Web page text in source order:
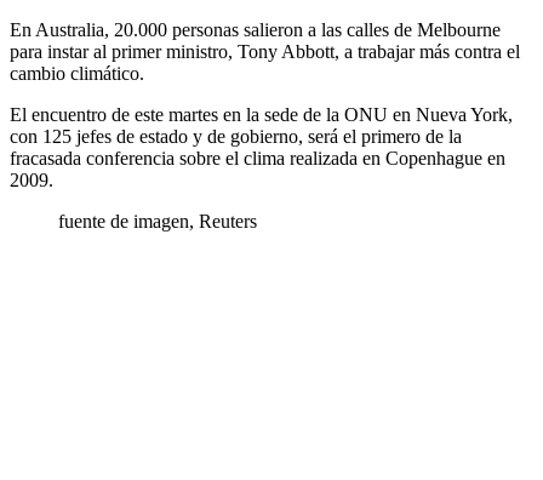
En Australia, 20.000 personas salieron a las calles de Melbourne
para instar al primer ministro, Tony Abbott, a trabajar más contra el
cambio climático.
El encuentro de este martes en la sede de la ONU en Nueva York,
con 125 jefes de estado y de gobierno, será el primero de la
fracasada conferencia sobre el clima realizada en Copenhague en
2009.
fuente de imagen, Reuters